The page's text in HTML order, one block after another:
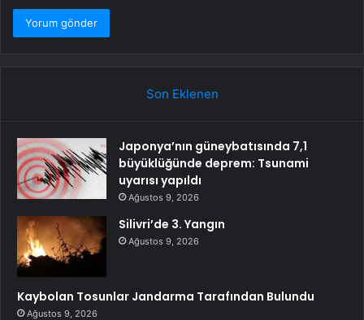
Son Eklenen
Japonya’nın güneybatısında 7,1
büyüklüğünde deprem: Tsunami
uyarısı yapıldı
Ağustos 9, 2026
Silivri’de 3. Yangın
Ağustos 9, 2026
Kaybolan Tosunlar Jandarma Tarafından Bulundu
Ağustos 9, 2026